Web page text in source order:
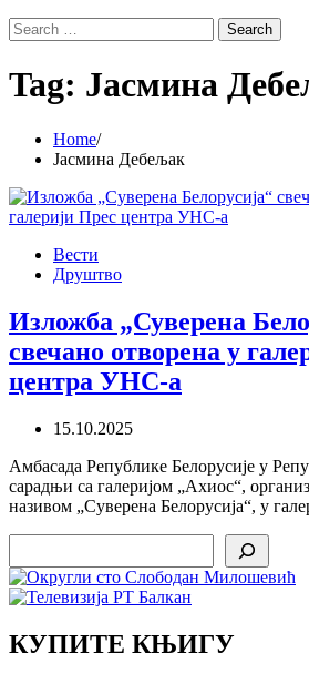
Search
for:
Tag: Јасмина
Home
Јасмина Дебељак
Вести
Друштво
Изложба „Суверена
свечано отворена у
центра УНС-а
15.10.2025
Амбасада Републике Белорусије у
сарадњи са галеријом „Ахиос“,
називом „Суверена Белорусија“, у
КУПИТЕ КЊИГУ